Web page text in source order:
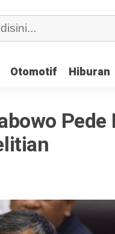
Otomotif Hiburan
Otomotif Hiburan